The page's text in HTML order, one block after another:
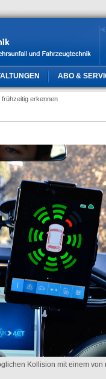
ABO &
frühzeitig erkennen
Kollision mit einem von